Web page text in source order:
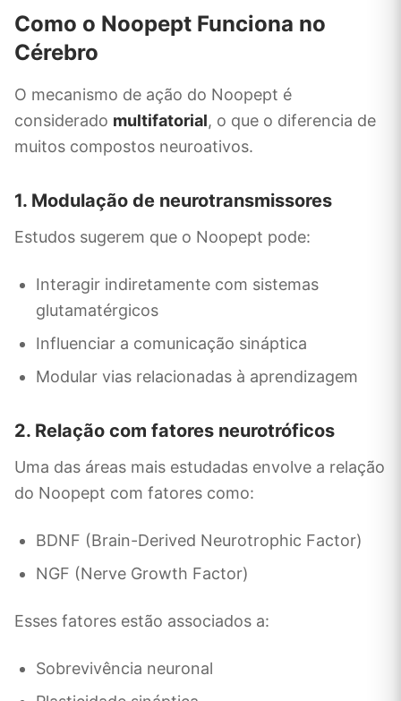
Como o Noopept Funciona no
Cérebro
O mecanismo de ação do Noopept é
considerado multifatorial, o que o diferencia de
muitos compostos neuroativos.
1. Modulação de neurotransmissores
Estudos sugerem que o Noopept pode:
Interagir indiretamente com sistemas
glutamatérgicos
Influenciar a comunicação sináptica
Modular vias relacionadas à aprendizagem
2. Relação com fatores neurotróficos
Uma das áreas mais estudadas envolve a relação
do Noopept com fatores como:
BDNF (Brain-Derived Neurotrophic Factor)
NGF (Nerve Growth Factor)
Esses fatores estão associados a:
Sobrevivência neuronal